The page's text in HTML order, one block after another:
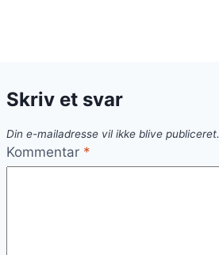
Skriv et svar
Din e-mailadresse vil ikke blive publiceret.
Kommentar *